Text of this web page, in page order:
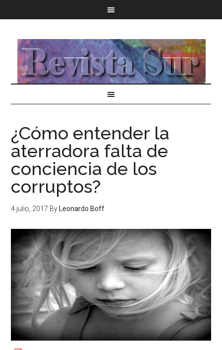
¿Cómo entender la
aterradora falta de
conciencia de los
corruptos?
4 julio, 2017 By Leonardo Boff